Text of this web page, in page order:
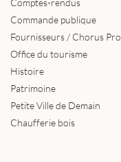
Comptes-rendus
Commande publique
Fournisseurs / Chorus Pro
Office du tourisme
Histoire
Patrimoine
Petite Ville de Demain
Chaufferie bois